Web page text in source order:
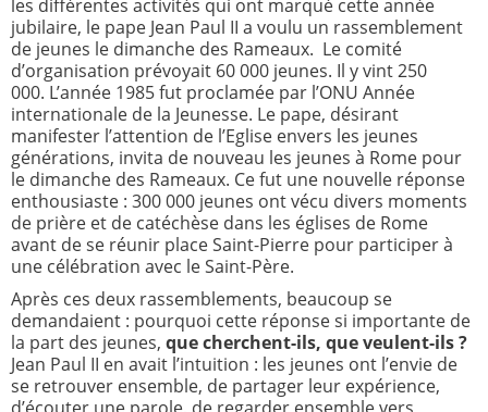
les différentes activités qui ont marqué cette année
jubilaire, le pape Jean Paul II a voulu un rassemblement
de jeunes le dimanche des Rameaux. Le comité
d’organisation prévoyait 60 000 jeunes. Il y vint 250
000. L’année 1985 fut proclamée par l’ONU Année
internationale de la Jeunesse. Le pape, désirant
manifester l’attention de l’Eglise envers les jeunes
générations, invita de nouveau les jeunes à Rome pour
le dimanche des Rameaux. Ce fut une nouvelle réponse
enthousiaste : 300 000 jeunes ont vécu divers moments
de prière et de catéchèse dans les églises de Rome
avant de se réunir place Saint-Pierre pour participer à
une célébration avec le Saint-Père.
Après ces deux rassemblements, beaucoup se
demandaient : pourquoi cette réponse si importante de
la part des jeunes, que cherchent-ils, que veulent-ils ?
Jean Paul II en avait l’intuition : les jeunes ont l’envie de
se retrouver ensemble, de partager leur expérience,